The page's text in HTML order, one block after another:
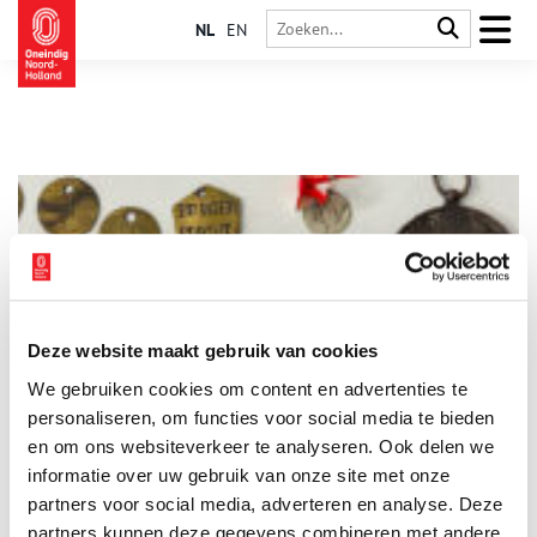
Deze website maakt gebruik van cookies
We gebruiken cookies om content en advertenties te
personaliseren, om functies voor social media te bieden
en om ons websiteverkeer te analyseren. Ook delen we
informatie over uw gebruik van onze site met onze
partners voor social media, adverteren en analyse. Deze
partners kunnen deze gegevens combineren met andere
NL EN
Elke maand plaatst het Regionaal Archief Alkmaar een
bijzonder archiefstuk uit de collectie in de schijnwerpers. Deze
keer: een grote verzameling zogeheten brandspuitpenningen.
In het archief van de Alkmaarse brandweer wordt een map
bewaard met daarin meer dan 130 penningen. Het zijn metalen
‘muntjes’ in allerlei soorten en maten met daarop een nummer,
tekst en soms ook een afbeelding. Met zulke penningen –
3 min